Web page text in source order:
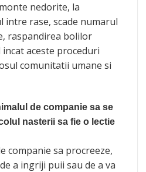
nedorite, la
intre rase, scade numarul
raspandirea bolilor
aceste proceduri
comunitatii umane si
de companie sa se
nasterii sa fie o lectie
companie sa procreeze,
a ingriji puii sau de a va